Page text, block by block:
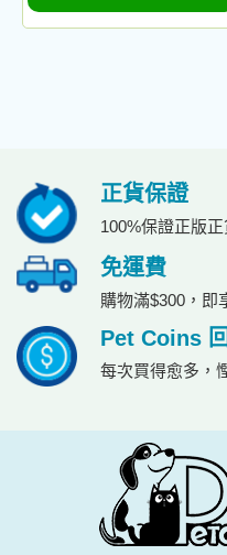
正貨保證
100%保證正版正
免運費
購物滿$300，即
Pet Coins
每次買得愈多，